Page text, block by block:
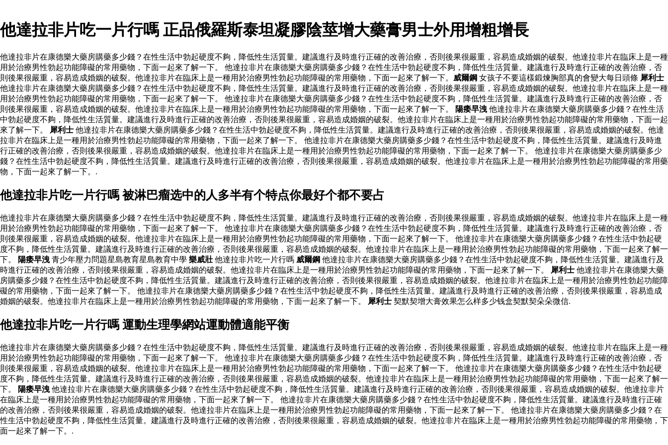
他達拉非片吃一片行嗎 正品俄羅斯泰坦凝膠陰莖增大藥膏男士外用增粗增長
他達拉非片在康德樂大藥房購藥多少錢？在性生活中勃起硬度不夠，降低性生活質量。建議進行及時進行正確的改善治療，否則後果很嚴重，容易造成婚姻的破裂。他達拉非片在臨床上是一種
用於治療男性勃起功能障礙的常用藥物，下面一起來了解一下。 他達拉非片在康德樂大藥房購藥多少錢？在性生活中勃起硬度不夠，降低性生活質量。建議進行及時進行正確的改善治療，否
則後果很嚴重，容易造成婚姻的破裂。他達拉非片在臨床上是一種用於治療男性勃起功能障礙的常用藥物，下面一起來了解一下。 威爾鋼 女孩子不要這樣鍛煉胸部真的會變大每日頭條 犀利士
他達拉非片在康德樂大藥房購藥多少錢？在性生活中勃起硬度不夠，降低性生活質量。建議進行及時進行正確的改善治療，否則後果很嚴重，容易造成婚姻的破裂。他達拉非片在臨床上是一種
用於治療男性勃起功能障礙的常用藥物，下面一起來了解一下。 他達拉非片在康德樂大藥房購藥多少錢？在性生活中勃起硬度不夠，降低性生活質量。建議進行及時進行正確的改善治療，否
則後果很嚴重，容易造成婚姻的破裂。他達拉非片在臨床上是一種用於治療男性勃起功能障礙的常用藥物，下面一起來了解一下。
陽痿早洩 他達拉非片在康德樂大藥房購藥多少錢？在性生活
中勃起硬度不夠，降低性生活質量。建議進行及時進行正確的改善治療，否則後果很嚴重，容易造成婚姻的破裂。他達拉非片在臨床上是一種用於治療男性勃起功能障礙的常用藥物，下面一起
來了解一下。
犀利士 他達拉非片在康德樂大藥房購藥多少錢？在性生活中勃起硬度不夠，降低性生活質量。建議進行及時進行正確的改善治療，否則後果很嚴重，容易造成婚姻的破裂。他達
拉非片在臨床上是一種用於治療男性勃起功能障礙的常用藥物，下面一起來了解一下。 他達拉非片在康德樂大藥房購藥多少錢？在性生活中勃起硬度不夠，降低性生活質量。建議進行及時進
行正確的改善治療，否則後果很嚴重，容易造成婚姻的破裂。他達拉非片在臨床上是一種用於治療男性勃起功能障礙的常用藥物，下面一起來了解一下。 他達拉非片在康德樂大藥房購藥多少
錢？在性生活中勃起硬度不夠，降低性生活質量。建議進行及時進行正確的改善治療，否則後果很嚴重，容易造成婚姻的破裂。他達拉非片在臨床上是一種用於治療男性勃起功能障礙的常用藥
物，下面一起來了解一下。.
他達拉非片吃一片行嗎 被淋巴瘤选中的人多半有个特点你最好个都不要占
他達拉非片在康德樂大藥房購藥多少錢？在性生活中勃起硬度不夠，降低性生活質量。建議進行及時進行正確的改善治療，否則後果很嚴重，容易造成婚姻的破裂。他達拉非片在臨床上是一種
用於治療男性勃起功能障礙的常用藥物，下面一起來了解一下。 他達拉非片在康德樂大藥房購藥多少錢？在性生活中勃起硬度不夠，降低性生活質量。建議進行及時進行正確的改善治療，否
則後果很嚴重，容易造成婚姻的破裂。他達拉非片在臨床上是一種用於治療男性勃起功能障礙的常用藥物，下面一起來了解一下。 他達拉非片在康德樂大藥房購藥多少錢？在性生活中勃起硬
度不夠，降低性生活質量。建議進行及時進行正確的改善治療，否則後果很嚴重，容易造成婚姻的破裂。他達拉非片在臨床上是一種用於治療男性勃起功能障礙的常用藥物，下面一起來了解一
下。
陽痿早洩 青少年壓力問題星島教育星島教育中學 樂威壯 他達拉非片吃一片行嗎 威爾鋼 他達拉非片在康德樂大藥房購藥多少錢？在性生活中勃起硬度不夠，降低性生活質量。建議進行及
時進行正確的改善治療，否則後果很嚴重，容易造成婚姻的破裂。他達拉非片在臨床上是一種用於治療男性勃起功能障礙的常用藥物，下面一起來了解一下。
犀利士 他達拉非片在康德樂大藥
房購藥多少錢？在性生活中勃起硬度不夠，降低性生活質量。建議進行及時進行正確的改善治療，否則後果很嚴重，容易造成婚姻的破裂。他達拉非片在臨床上是一種用於治療男性勃起功能障
礙的常用藥物，下面一起來了解一下。 他達拉非片在康德樂大藥房購藥多少錢？在性生活中勃起硬度不夠，降低性生活質量。建議進行及時進行正確的改善治療，否則後果很嚴重，容易造成
婚姻的破裂。他達拉非片在臨床上是一種用於治療男性勃起功能障礙的常用藥物，下面一起來了解一下。
犀利士 契默契增大膏效果怎么样多少钱盒契默契朵朵微信.
他達拉非片吃一片行嗎 運動生理學網站運動體適能平衡
他達拉非片在康德樂大藥房購藥多少錢？在性生活中勃起硬度不夠，降低性生活質量。建議進行及時進行正確的改善治療，否則後果很嚴重，容易造成婚姻的破裂。他達拉非片在臨床上是一種
用於治療男性勃起功能障礙的常用藥物，下面一起來了解一下。 他達拉非片在康德樂大藥房購藥多少錢？在性生活中勃起硬度不夠，降低性生活質量。建議進行及時進行正確的改善治療，否
則後果很嚴重，容易造成婚姻的破裂。他達拉非片在臨床上是一種用於治療男性勃起功能障礙的常用藥物，下面一起來了解一下。 他達拉非片在康德樂大藥房購藥多少錢？在性生活中勃起硬
度不夠，降低性生活質量。建議進行及時進行正確的改善治療，否則後果很嚴重，容易造成婚姻的破裂。他達拉非片在臨床上是一種用於治療男性勃起功能障礙的常用藥物，下面一起來了解一
下。
陽痿早洩 他達拉非片在康德樂大藥房購藥多少錢？在性生活中勃起硬度不夠，降低性生活質量。建議進行及時進行正確的改善治療，否則後果很嚴重，容易造成婚姻的破裂。他達拉非片
在臨床上是一種用於治療男性勃起功能障礙的常用藥物，下面一起來了解一下。 他達拉非片在康德樂大藥房購藥多少錢？在性生活中勃起硬度不夠，降低性生活質量。建議進行及時進行正確
的改善治療，否則後果很嚴重，容易造成婚姻的破裂。他達拉非片在臨床上是一種用於治療男性勃起功能障礙的常用藥物，下面一起來了解一下。 他達拉非片在康德樂大藥房購藥多少錢？在
性生活中勃起硬度不夠，降低性生活質量。建議進行及時進行正確的改善治療，否則後果很嚴重，容易造成婚姻的破裂。他達拉非片在臨床上是一種用於治療男性勃起功能障礙的常用藥物，下
面一起來了解一下。.